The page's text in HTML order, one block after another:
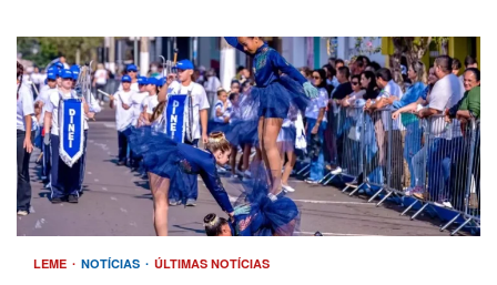
LEME NOTÍCIAS ÚLTIMAS NOTÍCIAS